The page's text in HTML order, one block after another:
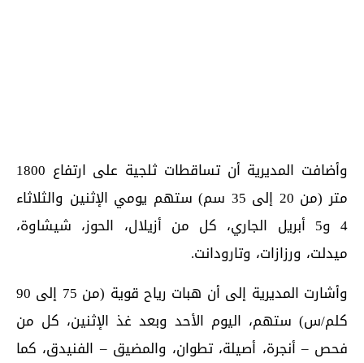
وأضافت المديرية أن تساقطات ثلجية على ارتفاع 1800
متر (من 20 إلى 35 سم) ستهم يومي الإثنين والثلاثاء
4 و5 أبريل الجاري، كل من أزيلال، الحوز، شيشاوة،
ميدلت، ورزازات، وتارودانت.
وأشارت المديرية إلى أن هبات رياح قوية (من 75 إلى 90
كلم/س) ستهم، اليوم الأحد وبعد غذ الإثنين، كل من
فحص – أنجرة، أصيلة، تطوان، والمضيق – الفنيدق، كما